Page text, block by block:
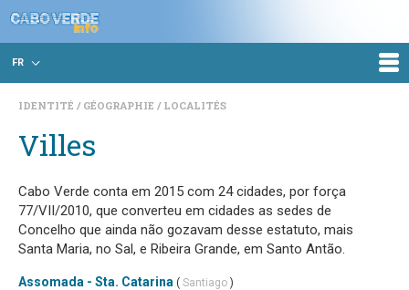
FR
IDENTITÉ GÉOGRAPHIE LOCALITÉS
Villes
Cabo Verde conta em 2015 com 24 cidades, por força
77/VII/2010, que converteu em cidades as sedes de
Concelho que ainda não gozavam desse estatuto, mais
Santa Maria, no Sal, e Ribeira Grande, em Santo Antão.
Assomada - Sta. Catarina ( Santiago )